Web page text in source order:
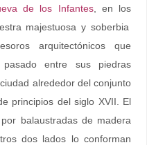
de los Infantes, en los
majestuosa y soberbia
arquitectónicos que
entre sus piedras
alrededor del conjunto
principios del siglo XVII. El
balaustradas de madera
dos lados lo conforman